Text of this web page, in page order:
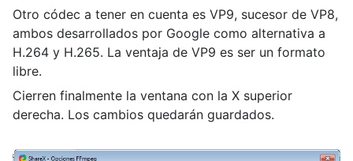
Otro códec a tener en cuenta es VP9, sucesor de VP8,
ambos desarrollados por Google como alternativa a
H.264 y H.265. La ventaja de VP9 es ser un formato
libre.
Cierren finalmente la ventana con la X superior
derecha. Los cambios quedarán guardados.